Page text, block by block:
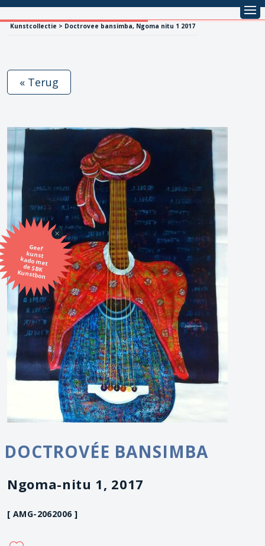
Kunstcollectie > Doctrovee bansimba, Ngoma nitu 1 2017
Geef
kunst
kado met
de SBK
Kunstbon
« Terug
DOCTROVÉE BANSIMBA
Ngoma-nitu 1, 2017
[ AMG-2062006 ]